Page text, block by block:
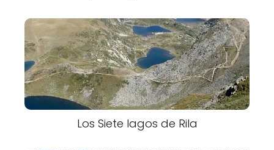
Los Siete lagos de Rila